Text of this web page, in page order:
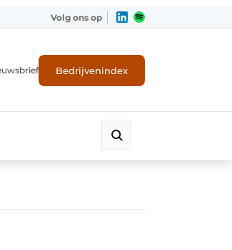
Volg ons op
Bedrijvenindex